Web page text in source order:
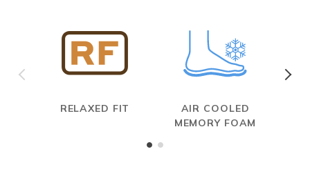
RELAXED FIT
AIR COOLED
MEMORY FOAM